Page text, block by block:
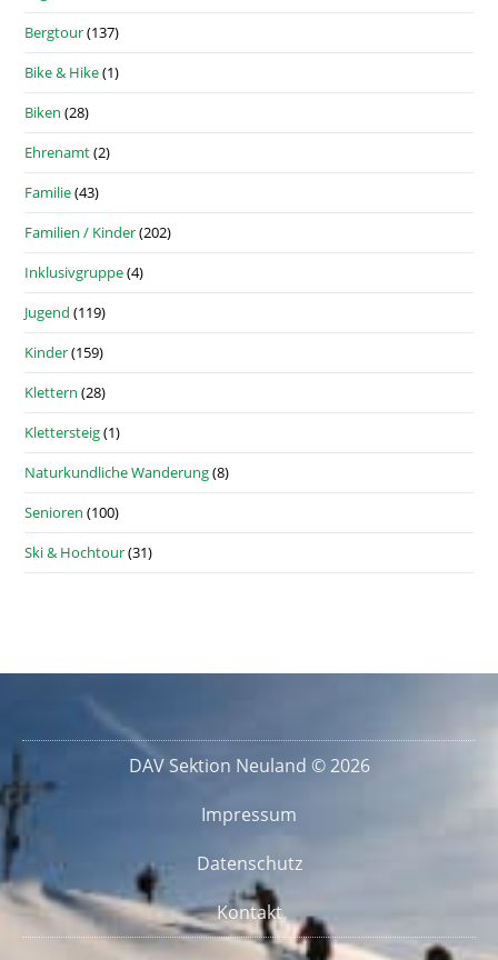
Bergtour(137)
Bike & Hike(1)
Biken (28)
Ehrenamt(2)
Familie(43)
Familien / Kinder(202)
Inklusivgruppe(4)
Jugend (119)
Kinder(159)
Klettern (28)
Klettersteig(1)
Naturkundliche Wanderung(8)
Senioren (100)
Ski & Hochtour(31)
DAV Sektion Neuland © 2026
Impressum
Datenschutz
Kontakt